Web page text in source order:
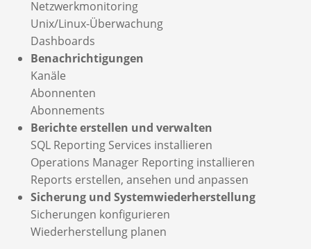
Netzwerkmonitoring
Unix/Linux-Überwachung
Dashboards
Benachrichtigungen
Kanäle
Abonnenten
Abonnements
Berichte erstellen und verwalten
SQL Reporting Services installieren
Operations Manager Reporting installieren
Reports erstellen, ansehen und anpassen
Sicherung und Systemwiederherstellung
Sicherungen konfigurieren
Wiederherstellung planen